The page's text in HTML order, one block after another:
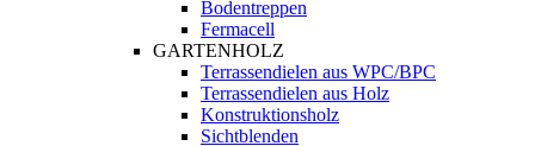
Bodentreppen
Fermacell
GARTENHOLZ
Terrassendielen aus WPC/BPC
Terrassendielen aus Holz
Konstruktionsholz
Sichtblenden